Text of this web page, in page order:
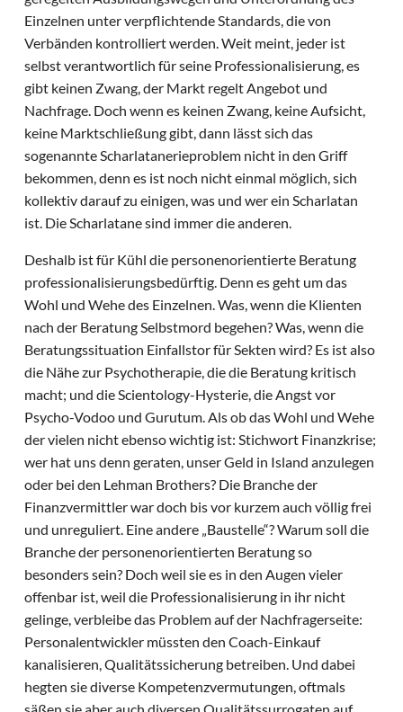
Einzelnen unter verpflichtende Standards, die von
Verbänden kontrolliert werden. Weit meint, jeder ist
selbst verantwortlich für seine Professionalisierung, es
gibt keinen Zwang, der Markt regelt Angebot und
Nachfrage. Doch wenn es keinen Zwang, keine Aufsicht,
keine Marktschließung gibt, dann lässt sich das
sogenannte Scharlatanerieproblem nicht in den Griff
bekommen, denn es ist noch nicht einmal möglich, sich
kollektiv darauf zu einigen, was und wer ein Scharlatan
ist. Die Scharlatane sind immer die anderen.
Deshalb ist für Kühl die personenorientierte Beratung
professionalisierungsbedürftig. Denn es geht um das
Wohl und Wehe des Einzelnen. Was, wenn die Klienten
nach der Beratung Selbstmord begehen? Was, wenn die
Beratungssituation Einfallstor für Sekten wird? Es ist also
die Nähe zur Psychotherapie, die die Beratung kritisch
macht; und die Scientology-Hysterie, die Angst vor
Psycho-Vodoo und Gurutum. Als ob das Wohl und Wehe
der vielen nicht ebenso wichtig ist: Stichwort Finanzkrise;
wer hat uns denn geraten, unser Geld in Island anzulegen
oder bei den Lehman Brothers? Die Branche der
Finanzvermittler war doch bis vor kurzem auch völlig frei
und unreguliert. Eine andere „Baustelle“? Warum soll die
Branche der personenorientierten Beratung so
besonders sein? Doch weil sie es in den Augen vieler
offenbar ist, weil die Professionalisierung in ihr nicht
gelinge, verbleibe das Problem auf der Nachfragerseite:
Personalentwickler müssten den Coach-Einkauf
kanalisieren, Qualitätssicherung betreiben. Und dabei
hegten sie diverse Kompetenzvermutungen, oftmals